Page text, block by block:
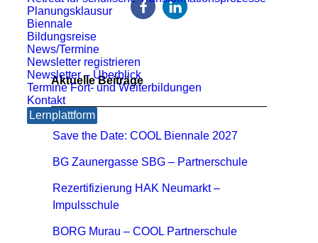
Planungsklausur
Biennale
Bildungsreise
News/Termine
Newsletter registrieren
Newsletter – Überblick
Termine Fort- und Weiterbildungen
Kontakt
Lernplattform
Aktuelle Beiträge
Save the Date: COOL Biennale 2027
BG Zaunergasse SBG – Partnerschule
Rezertifizierung HAK Neumarkt –
Impulsschule
BORG Murau – COOL Partnerschule